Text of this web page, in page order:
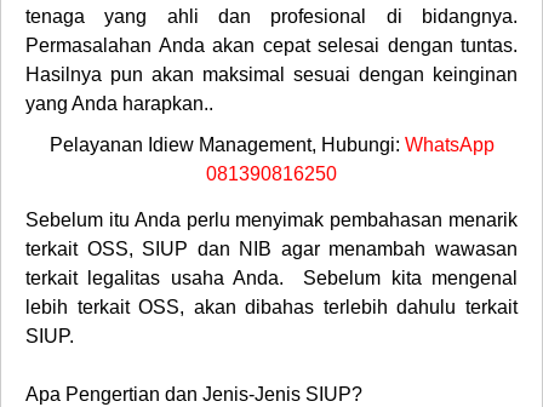
tenaga yang ahli dan profesional di bidangnya.
Permasalahan Anda akan cepat selesai dengan tuntas.
Hasilnya pun akan maksimal sesuai dengan keinginan
yang Anda harapkan..
Pelayanan Idiew Management, Hubungi: WhatsApp
081390816250
Sebelum itu Anda perlu menyimak pembahasan menarik
terkait OSS, SIUP dan NIB agar menambah wawasan
terkait legalitas usaha Anda. Sebelum kita mengenal
lebih terkait OSS, akan dibahas terlebih dahulu terkait
SIUP.
Apa Pengertian dan Jenis-Jenis SIUP?